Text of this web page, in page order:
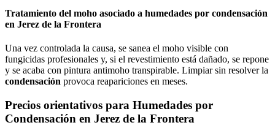
Tratamiento del moho asociado a humedades por condensación
en Jerez de la Frontera
Una vez controlada la causa, se sanea el moho visible con
fungicidas profesionales y, si el revestimiento está dañado, se repone
y se acaba con pintura antimoho transpirable. Limpiar sin resolver la
condensación provoca reapariciones en meses.
Precios orientativos para Humedades por
Condensación en Jerez de la Frontera